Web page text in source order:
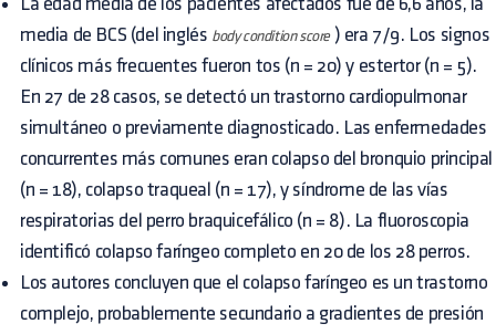
La edad media de los pacientes afectados fue de 6,6 años, la
media de BCS (del inglés body condition score) era 7/9. Los signos
clínicos más frecuentes fueron tos (n = 20) y estertor (n = 5).
En 27 de 28 casos, se detectó un trastorno cardiopulmonar
simultáneo o previamente diagnosticado. Las enfermedades
concurrentes más comunes eran colapso del bronquio principal
(n = 18), colapso traqueal (n = 17), y síndrome de las vías
respiratorias del perro braquicefálico (n = 8). La fluoroscopia
identificó colapso faríngeo completo en 20 de los 28 perros.
Los autores concluyen que el colapso faríngeo es un trastorno
complejo, probablemente secundario a gradientes de presión